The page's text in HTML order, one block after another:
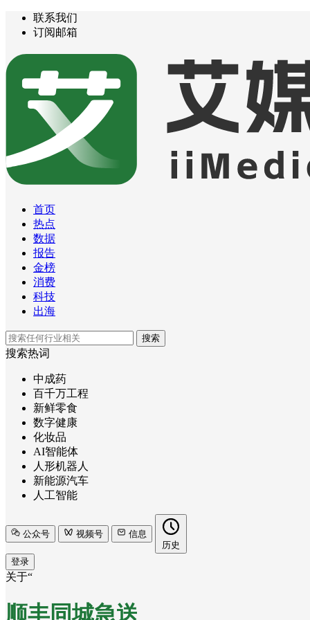
联系我们
订阅邮箱
首页
热点
数据
报告
金榜
消费
科技
出海
搜索
搜索热词
中成药
百千万工程
新鲜零食
数字健康
化妆品
AI智能体
人形机器人
新能源汽车
人工智能
公众号 视频号
信息
历史
登录
关于“
顺丰同城急送